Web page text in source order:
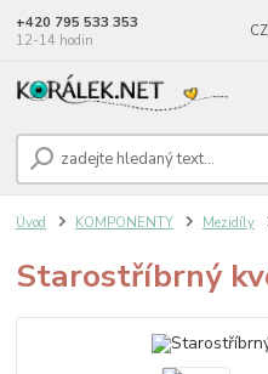
+420 795 533 353
12-14 hodin
Úvod KOMPONENTY Mezidíly
Starostříbrný